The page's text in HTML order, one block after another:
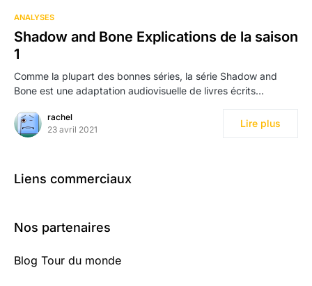
ANALYSES
Shadow and Bone Explications de la saison
1
Comme la plupart des bonnes séries, la série Shadow and
Bone est une adaptation audiovisuelle de livres écrits…
rachel
23 avril 2021
Lire plus
Liens commerciaux
Nos partenaires
Blog Tour du monde